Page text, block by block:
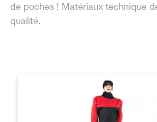
de poches ! Matériaux technique
qualité.